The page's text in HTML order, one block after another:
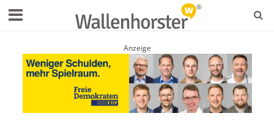
Anzeige